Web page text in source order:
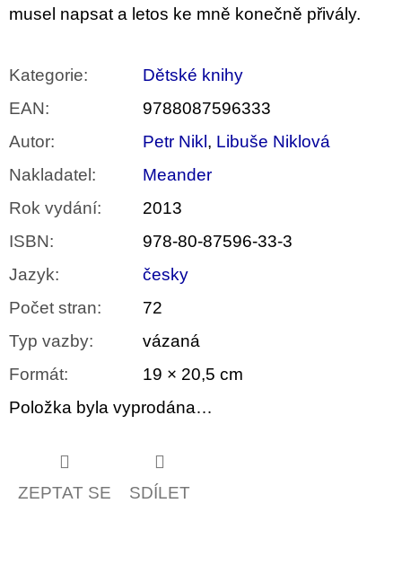
musel napsat a letos ke mně konečně přivály.
Kategorie:
Dětské knihy
EAN:
9788087596333
Autor: Petr Nikl , Libuše Niklová
Nakladatel :
Meander
Rok vydání:
2013
ISBN:
978-80-87596-33-3
Jazyk:
česky
Počet stran:
72
Typ vazby:
vázaná
Formát:
19 × 20,5 cm
Položka byla vyprodána…
ZEPTAT SE SDÍLET